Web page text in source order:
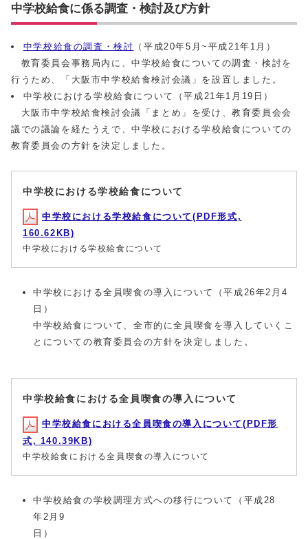
中学校給食に係る調査・検討及び方針
中学校給食の調査・検討 （平成20年5月~平成21年1月）
教育委員会事務局内に、中学校給食についての調査・検討を
行うため、「大阪市中学校給食検討会議」を設置しました。
中学校における学校給食について（平成21年1月19日）
大阪市中学校給食検討会議「まとめ」を受け、教育委員会会
議での議論を経たうえで、中学校における学校給食についての
教育委員会の方針を決定しました。
中学校における学校給食について
中学校における学校給食について(PDF形式,
160.62KB)
中学校における学校給食について
中学校における全員喫食の導入について（平成26年2月4
日）
中学校給食について、全市的に全員喫食を導入していくこ
とについての教育委員会の方針を決定しました。
中学校給食における全員喫食の導入について
中学校給食における全員喫食の導入について(PDF形
式, 140.39KB)
中学校給食における全員喫食の導入について
中学校給食の学校調理方式への移行について（平成28
年2月9
日）